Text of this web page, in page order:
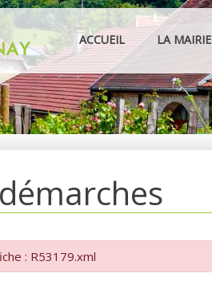
ACCUEIL LA MAIRIE
: R53179.xml